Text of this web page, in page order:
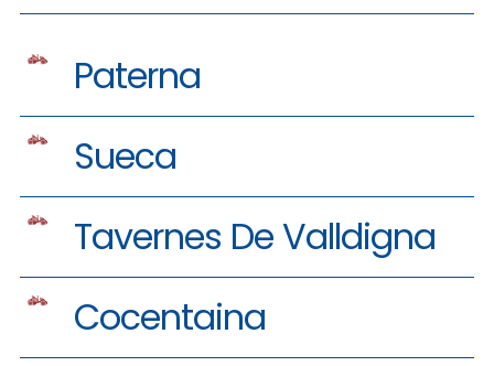
Paterna
Sueca
Tavernes De Valldigna
Cocentaina